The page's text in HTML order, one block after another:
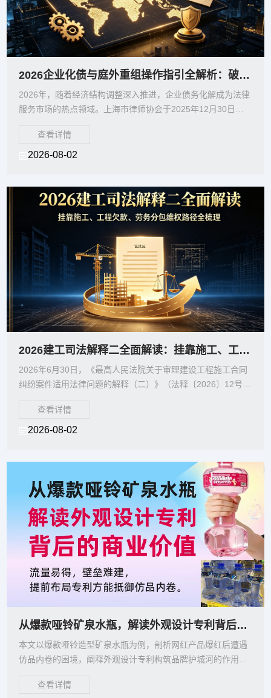
2026企业化债与庭外重组操作指引全解析：破产清算、重整、和解路径怎么选？
2026年，随着经济结构调整深入推进，企业债务化解成为法律
服务市场的热点领域。上海市律师协会于2025年12月30日通
查看详情
2026-08-02
2026建工司法解释二全面解读：挂靠施工、工程欠款、劳务分包维权路径全梳理
2026年6月30日，《最高人民法院关于审理建设工程施工合同
纠纷案件适用法律问题的解释（二）》（法释〔2026〕12号，
查看详情
2026-08-02
从爆款哑铃矿泉水瓶，解读外观设计专利背后的商业价值，提前布局专利方能抵御仿品内卷
本文以爆款哑铃造型矿泉水瓶为例，剖析网红产品爆红后遭遇
仿品内卷的困境，阐释外观设计专利构筑品牌护城河的作用，
保护原创外形、遏制仿品，守住产品流量与溢价。
查看详情